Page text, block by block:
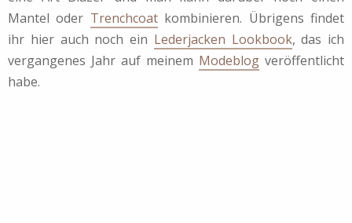
Mantel oder Trenchcoatkombinieren. Übrigens findet
ihr hier auch noch ein Lederjacken Lookbook, das ich
vergangenes Jahr auf meinem Modeblog veröffentlicht
habe.